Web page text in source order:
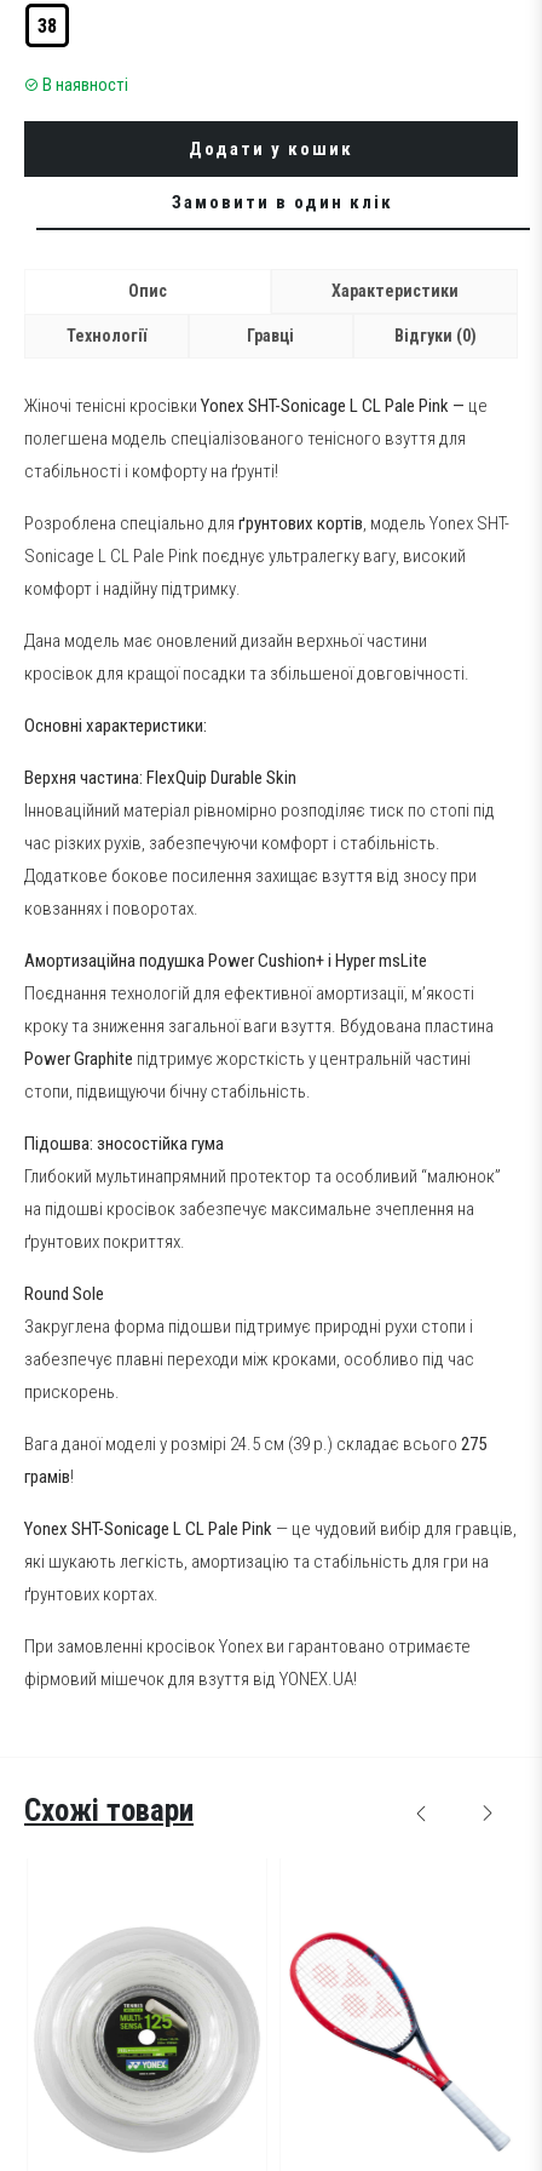
38
В наявності
Додати у кошик
Замовити в один клік
Опис Характеристики
Технології Гравці Відгуки (0)
Жіночі тенісні кросівки Yonex SHT-Sonicage L CL Pale Pink — це
полегшена модель спеціалізованого тенісного взуття для
стабільності і комфорту на ґрунті!
Розроблена спеціально для ґрунтових кортів, модель Yonex SHT-
Sonicage L CL Pale Pink поєднує ультралегку вагу, високий
комфорт і надійну підтримку.
Дана модель має оновлений дизайн верхньої частини
кросівок для кращої посадки та збільшеної довговічності.
Основні характеристики:
Верхня частина: FlexQuip Durable Skin
Інноваційний матеріал рівномірно розподіляє тиск по стопі під
час різких рухів, забезпечуючи комфорт і стабільність.
Додаткове бокове посилення захищає взуття від зносу при
ковзаннях і поворотах.
Амортизаційна подушка Power Cushion+ і Hyper msLite
Поєднання технологій для ефективної амортизації, м’якості
кроку та зниження загальної ваги взуття. Вбудована пластина
Power Graphite підтримує жорсткість у центральній частині
стопи, підвищуючи бічну стабільність.
Підошва: зносостійка гума
Глибокий мультинапрямний протектор та особливий “малюнок”
на підошві кросівок забезпечує максимальне зчеплення на
ґрунтових покриттях.
Round Sole
Закруглена форма підошви підтримує природні рухи стопи і
забезпечує плавні переходи між кроками, особливо під час
прискорень.
Вага даної моделі у розмірі 24.5 см (39 р.) складає всього 275
грамів!
Yonex SHT-Sonicage L CL Pale Pink — це чудовий вибір для гравців,
які шукають легкість, амортизацію та стабільність для гри на
ґрунтових кортах.
При замовленні кросівок Yonex ви гарантовано отримаєте
фірмовий мішечок для взуття від YONEX.UA!
Схожі товари